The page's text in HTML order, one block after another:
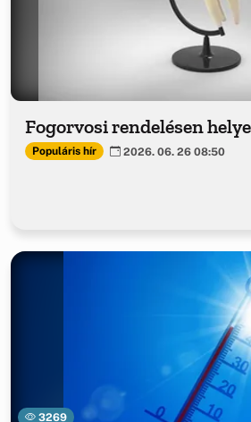
Fogorvosi rendelésen
Populáris hír 2026. 06. 26 08:50
3269